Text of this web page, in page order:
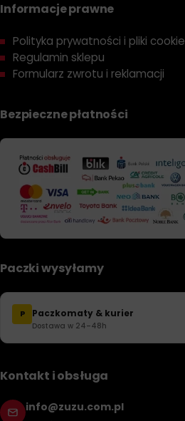
Informacje prawne
Polityka prywatności i pliki cookie
Regulamin sklepu
Formularz zwrotu i reklamacji
Bezpieczne płatności
Paczki wysyłamy
P Paczkomaty & kurier
Dostawa w 24–48h
Kontakt i obsługa
info@zuzu.com.pl